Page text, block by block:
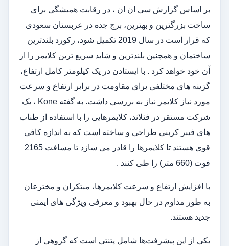
بر اساس گزارش سی ان ان ، در رقابت همیشگی برای
ساخت بزرگترین و بهترین، برج جده در عربستان سعودی
که قرار است در سال 2019 تکمیل شود، رکورد بلندترین
ساختمان و همچنین بلندترین و شاید سریع ترین کلایمر را از
آن خود خواهد کرد . با ایستادن در یک کیلومتر کامل ارتفاع،
گزینه های مختلفی برای مقاومت در برابر ارتفاع و سرعت
مورد نیاز کلایمر نیاز به بررسی داشت. به گفته Kone ، یک
شرکت مستقر در فنلاند، کلایمرهایی را با استفاده از طناب
های فیبر کربنی طراحی و ساخته است که به اندازه کافی
قوی هستند تا کلایمرها را قادر می سازد تا مسافت 2165
فوت (660 متر) را طی کنند .
با افزایش ارتفاع و سرعت کلایمرها، مبتکران و مخترعان
به طور مداوم در حال بهبود و معرفی ویژگی های ایمنی
جدید هستند.
یکی از این پیشرفت‌ها شامل پتنتی است که گروهی از